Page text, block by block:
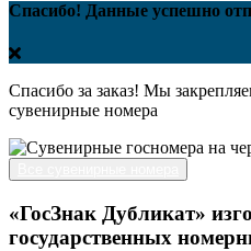
Спасибо! Данные успешно
Спасибо за заказ! Мы
сувенирные номера
«ГосЗнак Дубликат»
государственных